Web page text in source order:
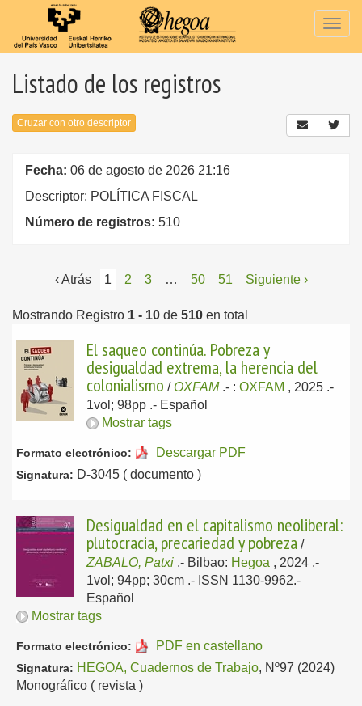
Listado de los registros
Cruzar con otro descriptor
Fecha: 06 de agosto de 2026 21:16
Descriptor: POLÍTICA FISCAL
Número de registros: 510
‹ Atrás 1 2 3 … 50 51 Siguiente ›
Mostrando Registro 1 - 10 de 510 en total
El saqueo continúa. Pobreza y
desigualdad extrema, la herencia del
colonialismo / OXFAM .- : OXFAM , 2025 .-
1vol; 98pp .- Español
Mostrar tags
Formato electrónico: Descargar PDF
Signatura: D-3045 ( documento )
Desigualdad en el capitalismo neoliberal:
plutocracia, precariedad y pobreza /
ZABALO, Patxi .- Bilbao: Hegoa , 2024 .-
1vol; 94pp; 30cm .- ISSN 1130-9962.-
Español
Mostrar tags
Formato electrónico: PDF en castellano
Signatura: HEGOA, Cuadernos de Trabajo, Nº97 (2024)
Monográfico ( revista )